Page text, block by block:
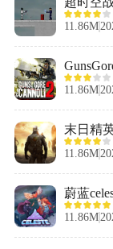
11.86M
11.86M
末日精
11.86M
蔚蓝
11.86M